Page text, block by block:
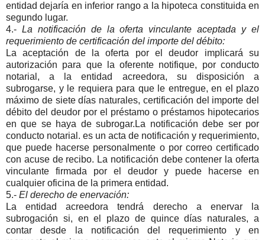
entidad dejaría en inferior rango a la hipoteca constituida en
segundo lugar.
4.- La notificación de la oferta vinculante aceptada y el
requerimiento de certificación del importe del débito:
La aceptación de la oferta por el deudor implicará su
autorización para que la oferente notifique, por conducto
notarial, a la entidad acreedora, su disposición a
subrogarse, y le requiera para que le entregue, en el plazo
máximo de siete días naturales, certificación del importe del
débito del deudor por el préstamo o préstamos hipotecarios
en que se haya de subrogar.La notificación debe ser por
conducto notarial. es un acta de notificación y requerimiento,
que puede hacerse personalmente o por correo certificado
con acuse de recibo. La notificación debe contener la oferta
vinculante firmada por el deudor y puede hacerse en
cualquier oficina de la primera entidad.
5.- El derecho de enervación:
La entidad acreedora tendrá derecho a enervar la
subrogación si, en el plazo de quince días naturales, a
contar desde la notificación del requerimiento y en